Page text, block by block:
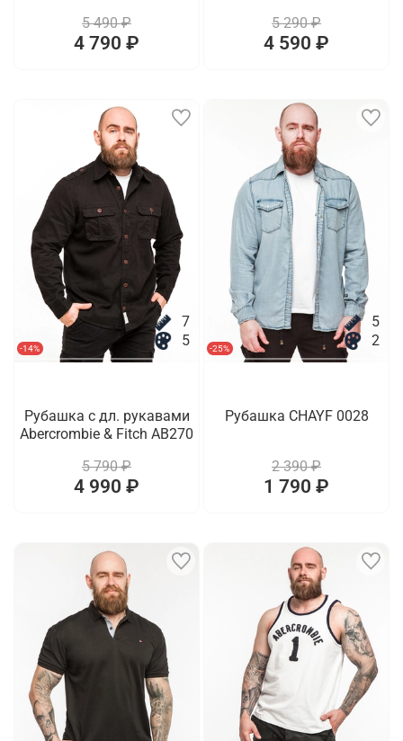
5 490 ₽
4 790 ₽
5 290 ₽
4 590 ₽
-14%
7
5
Рубашка с дл. рукавами
Abercrombie & Fitch AB270
5 790 ₽
4 990 ₽
-25%
5
2
Рубашка CHAYF 0028
2 390 ₽
1 790 ₽